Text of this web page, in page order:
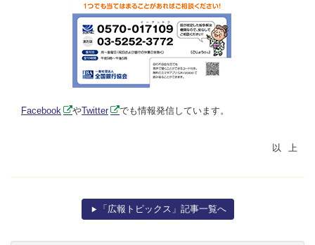
Facebook やTwitter でも情報発信しています。
「広報トピックス」記事一覧へ